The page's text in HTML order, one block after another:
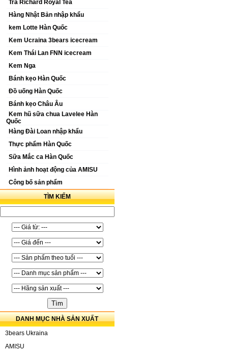
Trà Richard Royal Tea
Hàng Nhật Bản nhập khẩu
kem Lotte Hàn Quốc
Kem Ucraina 3bears icecream
Kem Thái Lan FNN icecream
Kem Nga
Bánh kẹo Hàn Quốc
Đồ uống Hàn Quốc
Bánh kẹo Châu Âu
Kem hũ sữa chua Lavelee Hàn
Quốc
Hàng Đài Loan nhập khẩu
Thực phẩm Hàn Quốc
Sữa Mắc ca Hàn Quốc
Hình ảnh hoạt động của AMISU
Công bố sản phẩm
TÌM KIẾM
DANH MỤC NHÀ SẢN XUẤT
3bears Ukraina
AMISU